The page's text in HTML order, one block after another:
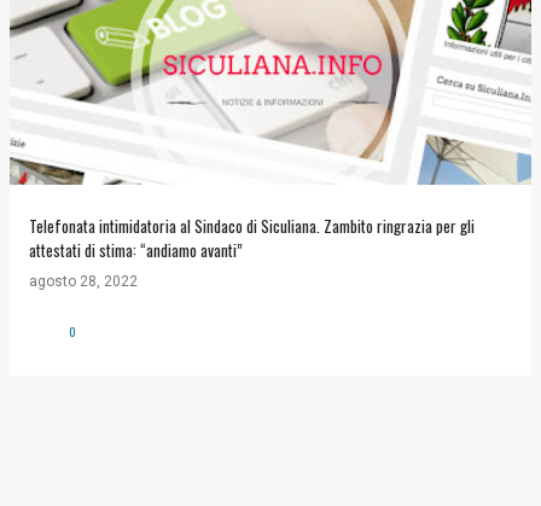
Telefonata intimidatoria al Sindaco di Siculiana. Zambito ringrazia per gli
attestati di stima: “andiamo avanti”
agosto 28, 2022
0